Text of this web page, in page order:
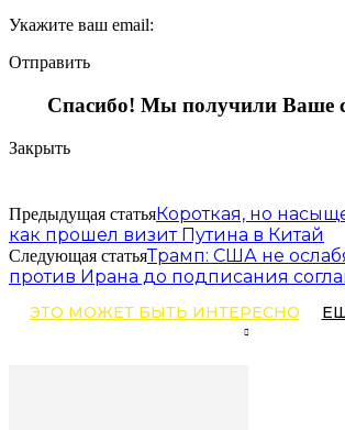
Укажите ваш email:
Отправить
Спасибо! Мы получили Ваше
Закрыть
Предыдущая статьяКороткая, но
как прошел визит Путина в Китай
Следующая статьяТрамп: США не
против Ирана до подписания
ЭТО МОЖЕТ БЫТЬ ИНТЕРЕСНО